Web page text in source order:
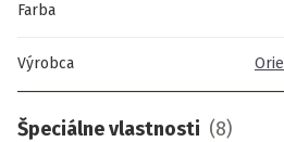
Farba
Výrobca
Špeciálne vlastnosti (8)